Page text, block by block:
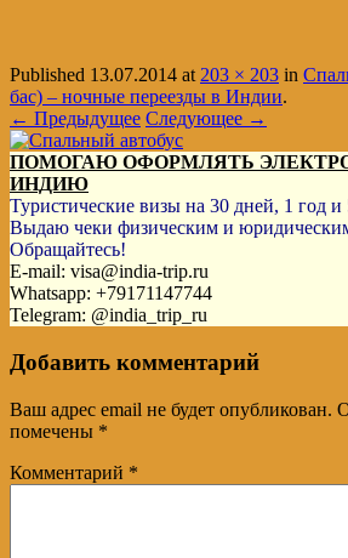
Published 13.07.2014 at203 × 203 in
бас) – ночные переезды в Индии.
← Предыдущее Следующее →
ПОМОГАЮ ОФОРМЛЯТЬ
ИНДИЮ
Туристические визы на 30 дней, 1 год и
Выдаю чеки физическим и
Обращайтесь!
E-mail: visa@india-trip.ru
Whatsapp: +79171147744
Telegram: @india_trip_ru
Добавить комментарий
Ваш адрес email не будет опубликован.
помечены *
Комментарий *